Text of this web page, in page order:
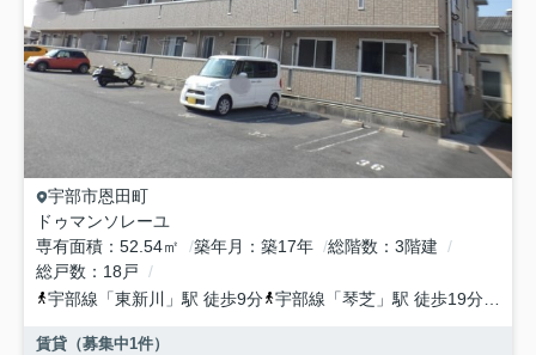
宇部市恩田町
ドゥマンソレーユ
専有面積
52.54㎡ 築年月 築17年 総階数
3階建
総戸数
18戸
宇部線 「東新川 」駅 徒歩9分 宇部線 「琴芝 」駅 徒歩19分
賃貸（募集中1件）